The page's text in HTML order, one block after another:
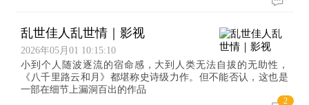
乱世佳人乱世情｜影视
2026年05月01 10:15:10
小到个人随波逐流的宿命感，大到人类无法自拔的无助性，
《八千里路云和月》都堪称史诗级力作。但不能否认，这也是
一部在细节上漏洞百出的作品
2